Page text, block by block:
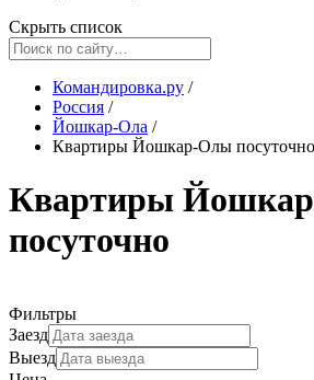
Скрыть список
Командировка.ру /
Россия /
Йошкар-Ола /
Квартиры Йошкар-Олы посуточно
Квартиры
посуточно
Фильтры
Заезд
Выезд